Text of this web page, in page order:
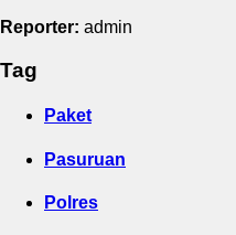
Reporter: admin
Tag
Paket
Pasuruan
Polres